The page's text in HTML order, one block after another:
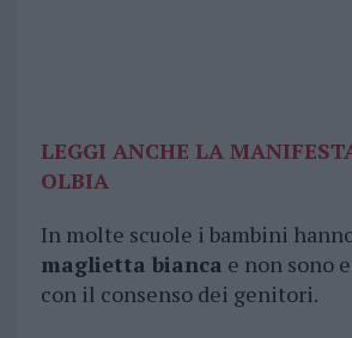
LEGGI ANCHE LA
OLBIA
In molte scuole i bambini
maglietta bianca e non sono
con il consenso dei genitori.